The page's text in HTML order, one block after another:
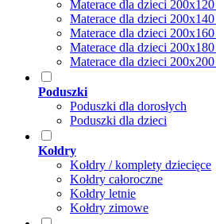
Materace dla dzieci
Materace dla dzieci
Materace dla dzieci
Materace dla dzieci
Materace dla dzieci
Poduszki
Poduszki dla dorosłych
Poduszki dla dzieci
Kołdry
Kołdry / komplety dziecięce
Kołdry całoroczne
Kołdry letnie
Kołdry zimowe